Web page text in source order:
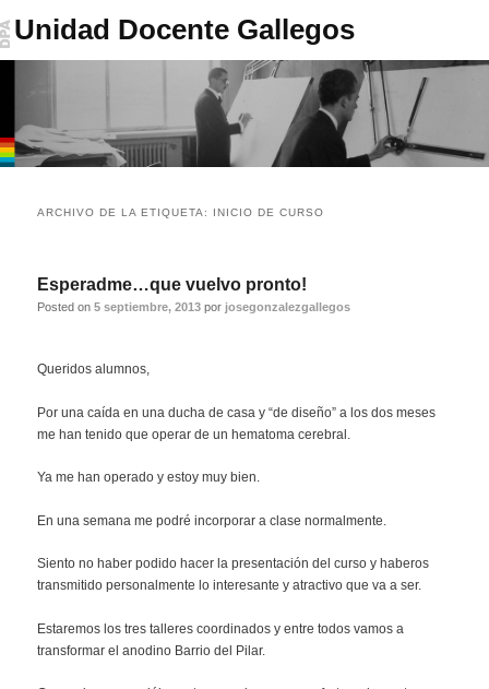
Unidad Docente Gallegos
principal
secundario
ARCHIVO DE LA ETIQUETA: INICIO DE CURSO
Esperadme…que vuelvo pronto!
Posted on5 septiembre, 2013 por josegonzalezgallegos
Queridos alumnos,
Por una caída en una ducha de casa y “de diseño” a los dos meses
me han tenido que operar de un hematoma cerebral.
Ya me han operado y estoy muy bien.
En una semana me podré incorporar a clase normalmente.
Siento no haber podido hacer la presentación del curso y haberos
transmitido personalmente lo interesante y atractivo que va a ser.
Estaremos los tres talleres coordinados y entre todos vamos a
transformar el anodino Barrio del Pilar.